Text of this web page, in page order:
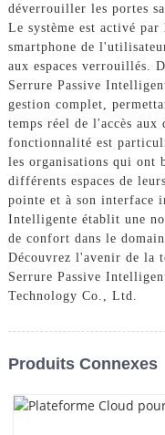
déverrouiller les portes
Le système est activé
smartphone de
aux espaces verrouillés.
Serrure Passive
gestion complet,
temps réel de l'accès
fonctionnalité est
les organisations qui ont
différents espaces de
pointe et à son interface
Intelligente établit une
de confort dans le
Découvrez l'avenir de la
Serrure Passive
Technology Co., Ltd.
Produits Connexes